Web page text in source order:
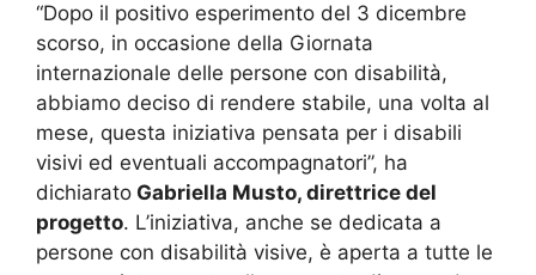
“Dopo il positivo esperimento del 3 dicembre
scorso, in occasione della Giornata
internazionale delle persone con disabilità,
abbiamo deciso di rendere stabile, una volta al
mese, questa iniziativa pensata per i disabili
visivi ed eventuali accompagnatori”, ha
dichiarato Gabriella Musto, direttrice del
progetto. L’iniziativa, anche se dedicata a
persone con disabilità visive, è aperta a tutte le